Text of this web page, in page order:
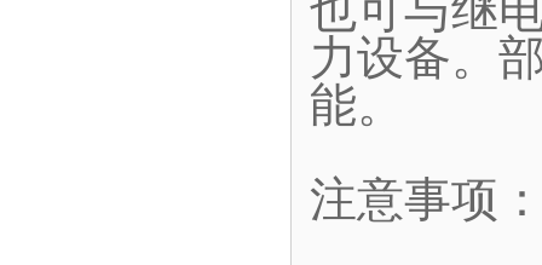
力设备。
能。
注意事项